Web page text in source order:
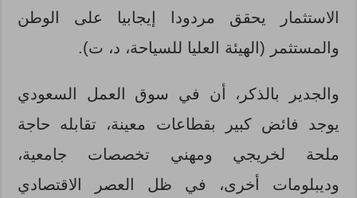
الاستثمار يحقق مردودا إيجابيا على الوطن
والمستثمر (الهيئة العليا للسياحة، د، ت).
والجدير بالذكر، أن في سوق العمل السعودي
يوجد فائض كبير بقطاعات معينة، تقابله حاجة
ملحة لخريجي ومهني تخصصات جامعية،
وديبلومات أخرى، في ظل العصر الاقتصادي